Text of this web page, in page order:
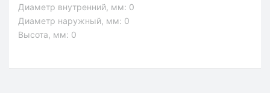
Диаметр внутренний, мм: 0
Диаметр наружный, мм: 0
Высота, мм: 0